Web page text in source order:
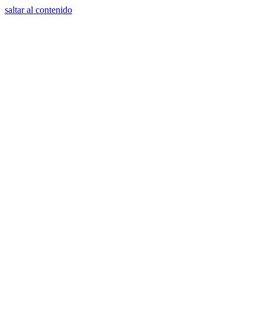
saltar al contenido